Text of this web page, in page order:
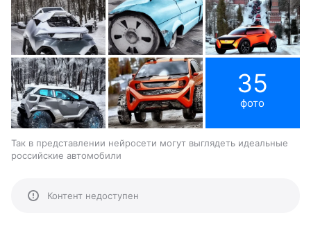
35
фото
Так в представлении нейросети могут выглядеть идеальные
российские автомобили
Контент недоступен